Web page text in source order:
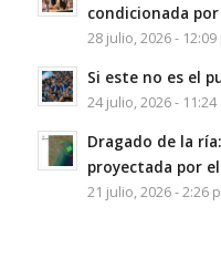
condicionada
28 julio, 2026 - 12:09
Si este no es el
24 julio, 2026 - 11:24
Dragado de la
proyectada por
21 julio, 2026 - 2:26